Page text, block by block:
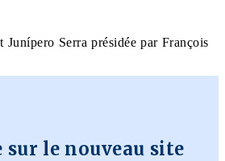
Junípero Serra présidée par François
sur le nouveau site